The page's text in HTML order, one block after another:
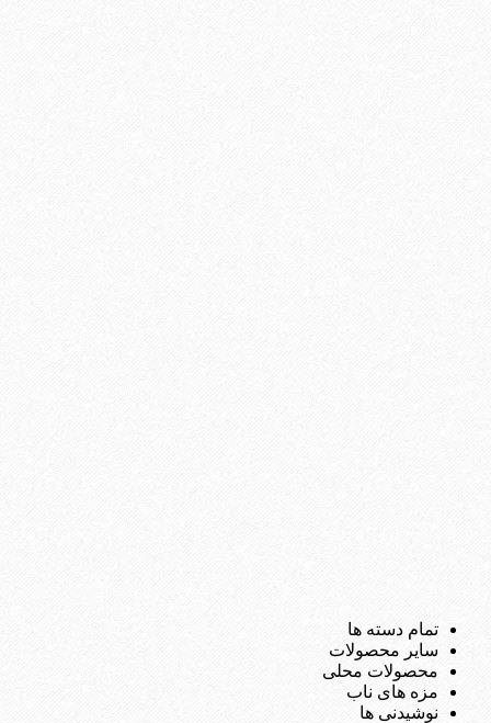
تمام دسته ها
سایر محصولات
محصولات محلی
مزه های ناب
نوشیدنی ها